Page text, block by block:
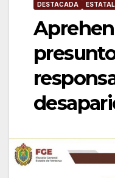
DESTACADA ESTATAL